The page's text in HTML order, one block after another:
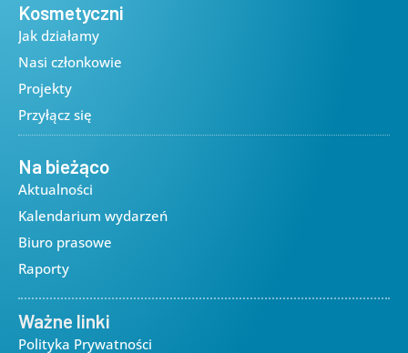
Kosmetyczni
Jak działamy
Nasi członkowie
Projekty
Przyłącz się
Na bieżąco
Aktualności
Kalendarium wydarzeń
Biuro prasowe
Raporty
Ważne linki
Polityka Prywatności